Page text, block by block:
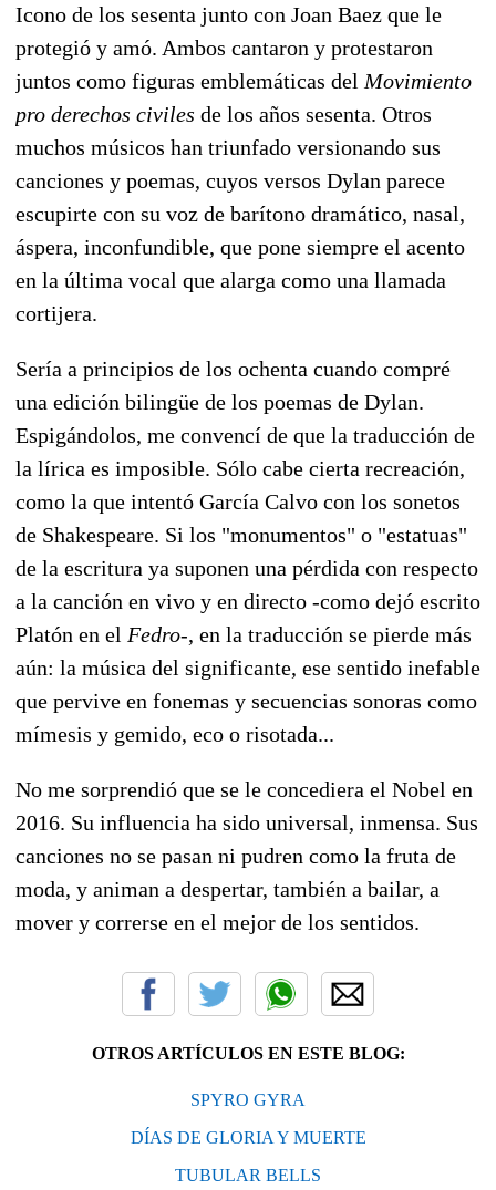
Icono de los sesenta junto con Joan Baez que le
protegió y amó. Ambos cantaron y protestaron
juntos como figuras emblemáticas del Movimiento
pro derechos civiles de los años sesenta. Otros
muchos músicos han triunfado versionando sus
canciones y poemas, cuyos versos Dylan parece
escupirte con su voz de barítono dramático, nasal,
áspera, inconfundible, que pone siempre el acento
en la última vocal que alarga como una llamada
cortijera.
Sería a principios de los ochenta cuando compré
una edición bilingüe de los poemas de Dylan.
Espigándolos, me convencí de que la traducción de
la lírica es imposible. Sólo cabe cierta recreación,
como la que intentó García Calvo con los sonetos
de Shakespeare. Si los "monumentos" o "estatuas"
de la escritura ya suponen una pérdida con respecto
a la canción en vivo y en directo -como dejó escrito
Platón en el Fedro-, en la traducción se pierde más
aún: la música del significante, ese sentido inefable
que pervive en fonemas y secuencias sonoras como
mímesis y gemido, eco o risotada...
No me sorprendió que se le concediera el Nobel en
2016. Su influencia ha sido universal, inmensa. Sus
canciones no se pasan ni pudren como la fruta de
moda, y animan a despertar, también a bailar, a
mover y correrse en el mejor de los sentidos.
OTROS ARTÍCULOS EN ESTE BLOG:
SPYRO GYRA
DÍAS DE GLORIA Y MUERTE
TUBULAR BELLS